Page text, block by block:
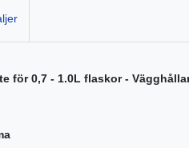
för 0,7 - 1.0L flaskor -